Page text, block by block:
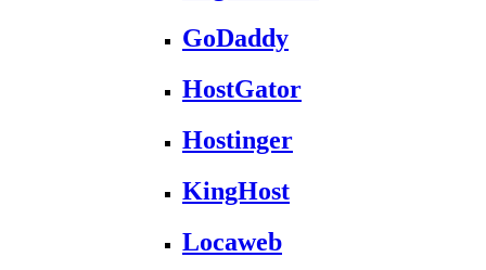
GoDaddy
HostGator
Hostinger
KingHost
Locaweb